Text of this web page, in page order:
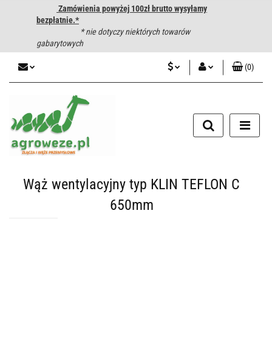
Zamówienia powyżej 100zł brutto wysyłamy
bezpłatnie.*
* nie dotyczy niektórych towarów
gabarytowych
Zarejestruj się
Dodaj zgłoszenie
(0)
Wąż wentylacyjny typ KLIN TEFLON C
650mm